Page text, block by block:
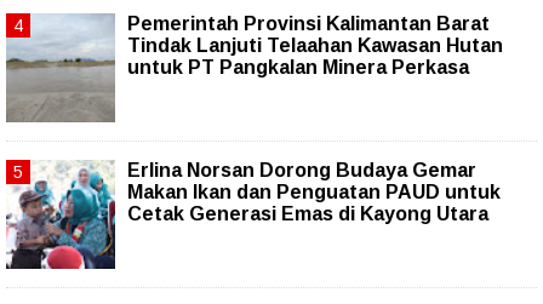
Pemerintah Provinsi Kalimantan Barat
Tindak Lanjuti Telaahan Kawasan Hutan
untuk PT Pangkalan Minera Perkasa
Erlina Norsan Dorong Budaya Gemar
Makan Ikan dan Penguatan PAUD untuk
Cetak Generasi Emas di Kayong Utara